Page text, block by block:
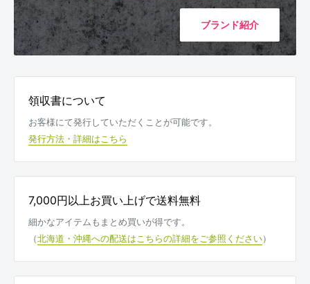
ブランド紹介
領収書について
お客様にて発行していただくことが可能です。
発行方法・詳細はこちら
7,000円以上お買い上げで送料無料
細かなアイテムもまとめ買いが得です。
（北海道・沖縄への配送はこちらの詳細をご参照ください）